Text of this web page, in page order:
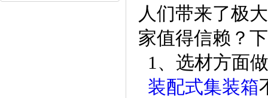
人们带来了极
家值得信赖？
1、选材方面
装配式集装箱